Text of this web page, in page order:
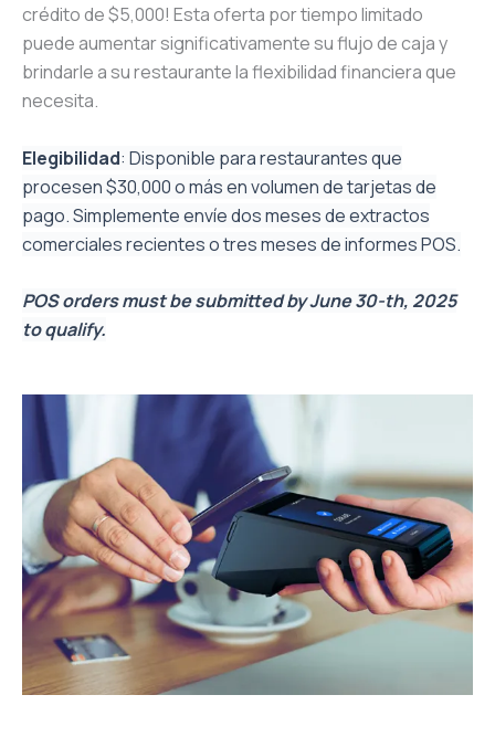
crédito de $5,000! Esta oferta por tiempo limitado
puede aumentar significativamente su flujo de caja y
brindarle a su restaurante la flexibilidad financiera que
necesita.
Elegibilidad: Disponible para restaurantes que
procesen $30,000 o más en volumen de tarjetas de
pago. Simplemente envíe dos meses de extractos
comerciales recientes o tres meses de informes POS.
POS orders must be submitted by June 30-th, 2025
to qualify.